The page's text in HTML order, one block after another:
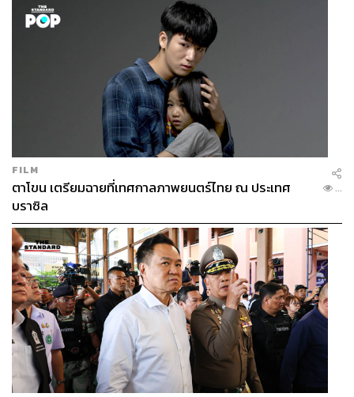
FILM
ตาโขน เตรียมฉายที่เทศกาลภาพยนตร์ไทย ณ ประเทศ
บราซิล
...